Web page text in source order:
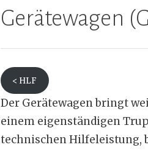
Gerätewagen
< HLF
Der Gerätewagen bringt
einem eigenständigen
technischen Hilfeleistung,